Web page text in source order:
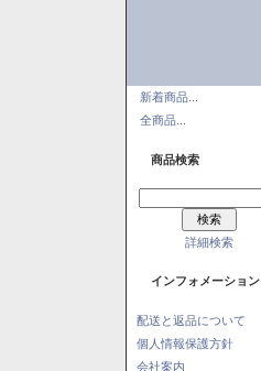
新着商品...
全商品...
商品検索
詳細検索
インフォメーション
配送と返品について
個人情報保護方針
会社案内